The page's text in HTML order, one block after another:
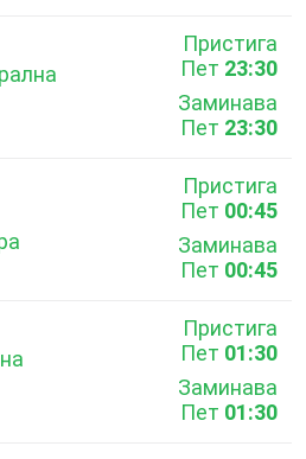
Пристига
Пет 23:30
Заминава
Пет 23:30
Пристига
Пет 00:45
Заминава
Пет 00:45
Пристига
Пет 01:30
Заминава
Пет 01:30